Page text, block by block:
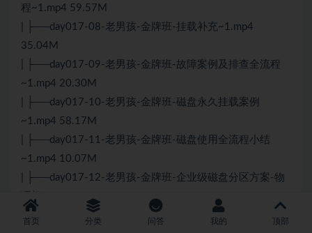
程~1.mp4 59.57M
| ├──day017-08-老男孩-金牌班-挂载补充~1.mp4
35.04M
| ├──day017-09-老男孩-金牌班-故障案例及排查全流程
~1.mp4 20.30M
| ├──day017-10-老男孩-金牌班-磁盘永久挂载案例
~1.mp4 58.17M
| ├──day017-11-老男孩-金牌班-磁盘使用全流程小结
~1.mp4 10.07M
| ├──day017-12-老男孩-金牌班-企业级磁盘分区方案-物
理机~1.mp4 62.54M
| ├──day017-13-老男孩-金牌班-企业级磁盘分区-云服务
首页 分类 问答 我的 顶部